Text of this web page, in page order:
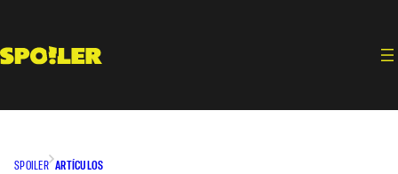
contenido
SPOILER ARTÍCULOS